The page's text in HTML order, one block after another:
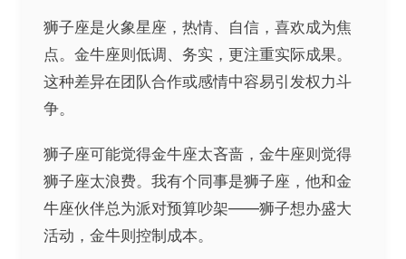
狮子座是火象星座，热情、自信，喜欢成为焦
点。金牛座则低调、务实，更注重实际成果。
这种差异在团队合作或感情中容易引发权力斗
争。
狮子座可能觉得金牛座太吝啬，金牛座则觉得
狮子座太浪费。我有个同事是狮子座，他和金
牛座伙伴总为派对预算吵架——狮子想办盛大
活动，金牛则控制成本。